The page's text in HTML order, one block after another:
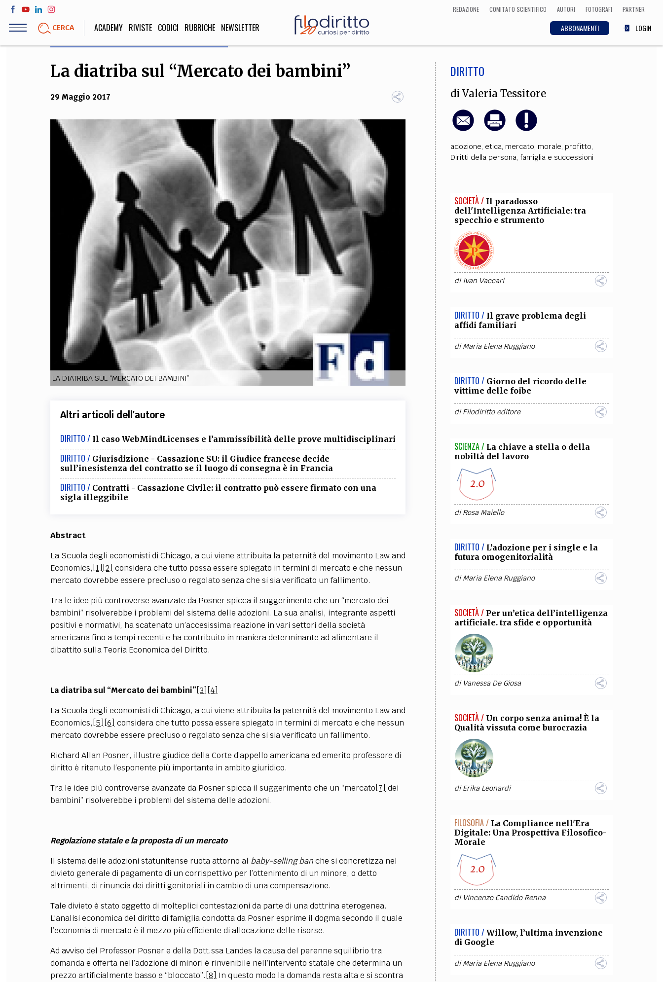
Salta
contenuto
REDAZIONE COMITATO SCIENTIFICO AUTORI FOTOGRAFI PARTNER
CERCA ABBONAMENTI LOGIN
ACADEMY RIVISTE CODICI RUBRICHE NEWSLETTER
LIFE STYLE
Sport, Cucina, Viaggi,
Moda
SOCIETÀ ECONOMIA
STORIA E FILOSOFIA
Scienze storiche,
umanistiche, Religione
INNOVAZIONE
Scienze informatiche,
Architettura, Ingegneria
CULTURA
Arte, Cinema, Musica,
TEAM
FILODIRITTO REDAZIONE COMITATO SCIENTIFICO AUTORI CURATORI COLLABORA CON NOI
EXTRA
CODICI PROCEEDINGS PUBBLICITÀ
SOCIAL MEDIA
La diatriba sul “Mercato dei bambini”
29 Maggio 2017
LA DIATRIBA SUL “MERCATO DEI BAMBINI”
Altri articoli dell'autore
DIRITTO / Il caso WebMindLicenses e l’ammissibilità delle prove multidisciplinari
DIRITTO / Giurisdizione - Cassazione SU: il Giudice francese decide
sull’inesistenza del contratto se il luogo di consegna è in Francia
DIRITTO / Contratti - Cassazione Civile: il contratto può essere firmato con una
sigla illeggibile
Abstract
La Scuola degli economisti di Chicago, a cui viene attribuita la paternità del movimento Law and
Economics, [1] [2] considera che tutto possa essere spiegato in termini di mercato e che nessun
mercato dovrebbe essere precluso o regolato senza che si sia verificato un fallimento.
Tra le idee più controverse avanzate da Posner spicca il suggerimento che un “mercato dei
bambini” risolverebbe i problemi del sistema delle adozioni. La sua analisi, integrante aspetti
positivi e normativi, ha scatenato un’accesissima reazione in vari settori della società
americana fino a tempi recenti e ha contribuito in maniera determinante ad alimentare il
dibattito sulla Teoria Economica del Diritto.
La diatriba sul “Mercato dei bambini” [3]
[4]
La Scuola degli economisti di Chicago, a cui viene attribuita la paternità del movimento Law and
Economics, [5] [6] considera che tutto possa essere spiegato in termini di mercato e che nessun
mercato dovrebbe essere precluso o regolato senza che si sia verificato un fallimento.
Richard Allan Posner, illustre giudice della Corte d’appello americana ed emerito professore di
diritto è ritenuto l’esponente più importante in ambito giuridico.
Tra le idee più controverse avanzate da Posner spicca il suggerimento che un “mercato [7] dei
bambini” risolverebbe i problemi del sistema delle adozioni.
Regolazione statale e la proposta di un mercato
Il sistema delle adozioni statunitense ruota attorno al baby-selling banche si concretizza nel
divieto generale di pagamento di un corrispettivo per l’ottenimento di un minore, o detto
altrimenti, di rinuncia dei diritti genitoriali in cambio di una compensazione.
Tale divieto è stato oggetto di molteplici contestazioni da parte di una dottrina eterogenea.
L’analisi economica del diritto di famiglia condotta da Posner esprime il dogma secondo il quale
l’economia di mercato è il mezzo più efficiente di allocazione delle risorse.
Ad avviso del Professor Posner e della Dott.ssa Landes la causa del perenne squilibrio tra
domanda e offerta nell’adozione di minori è rinvenibile nell’intervento statale che determina un
prezzo artificialmente basso e “bloccato”. [8]
In questo modo la domanda resta alta e si scontra
DIRITTO
di Valeria Tessitore
adozione, etica, mercato, morale, profitto,
Diritti della persona, famiglia e successioni
SOCIETÀ / Il paradosso
dell'Intelligenza Artificiale: tra
specchio e strumento
di Ivan Vaccari
DIRITTO / Il grave problema degli
affidi familiari
diMaria Elena Ruggiano
DIRITTO / Giorno del ricordo delle
vittime delle foibe
diFilodiritto editore
SCIENZA / La chiave a stella o della
nobiltà del lavoro
diRosa Maiello
DIRITTO / L’adozione per i single e la
futura omogenitorialità
diMaria Elena Ruggiano
SOCIETÀ / Per un’etica dell’intelligenza
artificiale. tra sfide e opportunità
di Vanessa De Giosa
SOCIETÀ / Un corpo senza anima! È la
Qualità vissuta come burocrazia
diErika Leonardi
FILOSOFIA / La Compliance nell'Era
Digitale: Una Prospettiva Filosofico-
Morale
di Vincenzo Candido Renna
DIRITTO / Willow, l’ultima invenzione
di Google
diMaria Elena Ruggiano